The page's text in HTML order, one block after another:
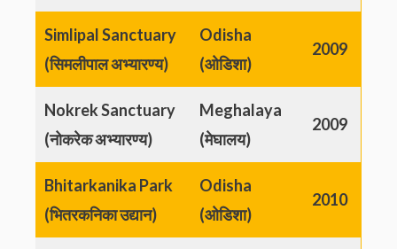
Simlipal Sanctuary
(सिमलीपाल अभ्यारण्य)
Odisha
(ओडिशा)
2009
Nokrek Sanctuary
(नोकरेक अभ्यारण्य)
Meghalaya
(मेघालय)
2009
Bhitarkanika Park
(भितरकनिका उद्यान)
Odisha
(ओडिशा)
2010